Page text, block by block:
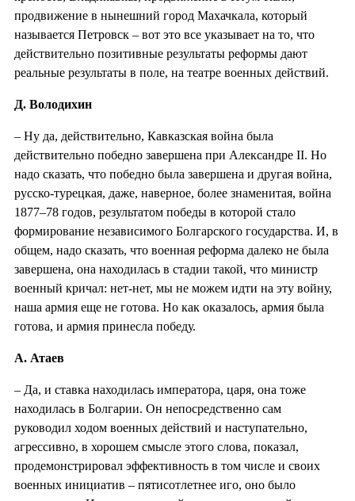
продвижение в нынешний город Махачкала, который
называется Петровск – вот это все указывает на то, что
действительно позитивные результаты реформы дают
реальные результаты в поле, на театре военных действий.
Д. Володихин
– Ну да, действительно, Кавказская война была
действительно победно завершена при Александре II. Но
надо сказать, что победно была завершена и другая война,
русско-турецкая, даже, наверное, более знаменитая, война
1877–78 годов, результатом победы в которой стало
формирование независимого Болгарского государства. И, в
общем, надо сказать, что военная реформа далеко не была
завершена, она находилась в стадии такой, что министр
военный кричал: нет-нет, мы не можем идти на эту войну,
наша армия еще не готова. Но как оказалось, армия была
готова, и армия принесла победу.
А. Атаев
– Да, и ставка находилась императора, царя, она тоже
находилась в Болгарии. Он непосредственно сам
руководил ходом военных действий и наступательно,
агрессивно, в хорошем смысле этого слова, показал,
продемонстрировал эффективность в том числе и своих
военных инициатив – пятисотлетнее иго, оно было